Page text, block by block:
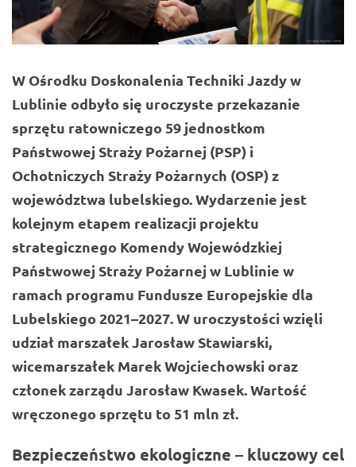
W Ośrodku Doskonalenia Techniki Jazdy w
Lublinie odbyło się uroczyste przekazanie
sprzętu ratowniczego 59 jednostkom
Państwowej Straży Pożarnej (PSP) i
Ochotniczych Straży Pożarnych (OSP) z
województwa lubelskiego. Wydarzenie jest
kolejnym etapem realizacji projektu
strategicznego Komendy Wojewódzkiej
Państwowej Straży Pożarnej w Lublinie w
ramach programu Fundusze Europejskie dla
Lubelskiego 2021–2027. W uroczystości wzięli
udział marszałekJarosław Stawiarski,
wicemarszałek Marek Wojciechowski oraz
członek zarządu Jarosław Kwasek. Wartość
wręczonego sprzętu to 51 mln zł.
Bezpieczeństwo ekologiczne – kluczowy cel